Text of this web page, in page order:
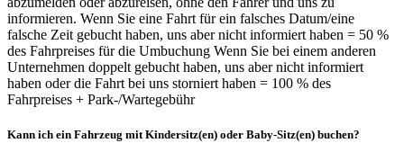
informieren. Wenn Sie eine Fahrt für ein falsches Datum/eine
falsche Zeit gebucht haben, uns aber nicht informiert haben = 50 %
des Fahrpreises für die Umbuchung Wenn Sie bei einem anderen
Unternehmen doppelt gebucht haben, uns aber nicht informiert
haben oder die Fahrt bei uns storniert haben = 100 % des
Fahrpreises + Park-/Wartegebühr
Kann ich ein Fahrzeug mit Kindersitz(en) oder Baby-Sitz(en) buchen?